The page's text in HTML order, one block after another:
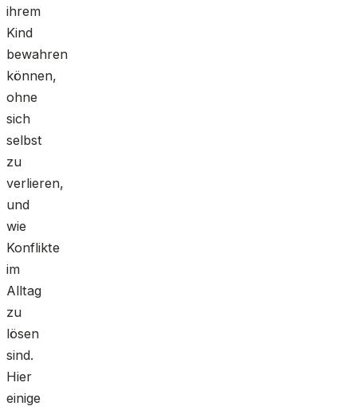
ihrem
Kind
bewahren
können,
ohne
sich
selbst
zu
verlieren,
und
wie
Konflikte
im
Alltag
zu
lösen
sind.
Hier
einige